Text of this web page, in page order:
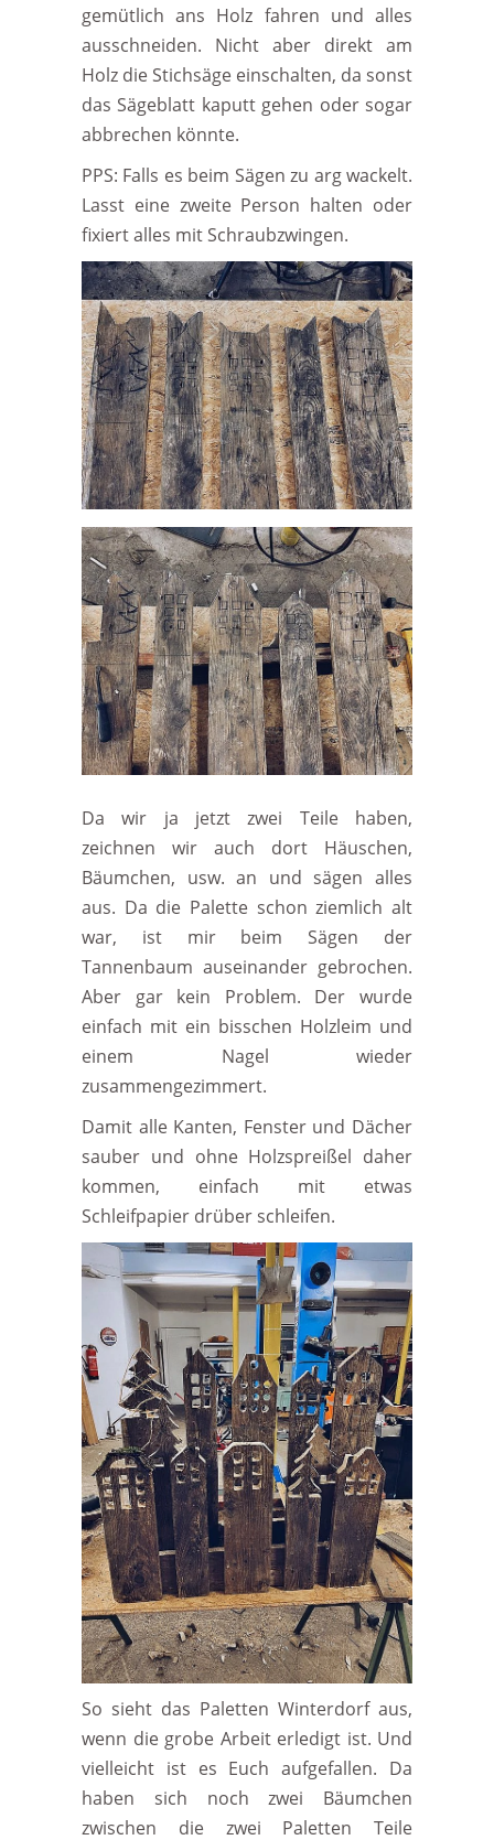
gemütlich ans Holz fahren und alles
ausschneiden. Nicht aber direkt am
Holz die Stichsäge einschalten, da sonst
das Sägeblatt kaputt gehen oder sogar
abbrechen könnte.
PPS: Falls es beim Sägen zu arg wackelt.
Lasst eine zweite Person halten oder
fixiert alles mit Schraubzwingen.
Da wir ja jetzt zwei Teile haben,
zeichnen wir auch dort Häuschen,
Bäumchen, usw. an und sägen alles
aus. Da die Palette schon ziemlich alt
war, ist mir beim Sägen der
Tannenbaum auseinander gebrochen.
Aber gar kein Problem. Der wurde
einfach mit ein bisschen Holzleim und
einem Nagel wieder
zusammengezimmert.
Damit alle Kanten, Fenster und Dächer
sauber und ohne Holzspreißel daher
kommen, einfach mit etwas
Schleifpapier drüber schleifen.
So sieht das Paletten Winterdorf aus,
wenn die grobe Arbeit erledigt ist. Und
vielleicht ist es Euch aufgefallen. Da
haben sich noch zwei Bäumchen
zwischen die zwei Paletten Teile